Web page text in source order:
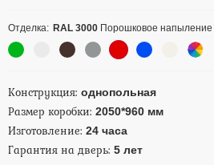
Отделка: RAL 3000 Порошковое напыление
Конструкция: однопольная
Размер коробки: 2050*960 мм
Изготовление: 24 часа
Гарантия на дверь: 5 лет